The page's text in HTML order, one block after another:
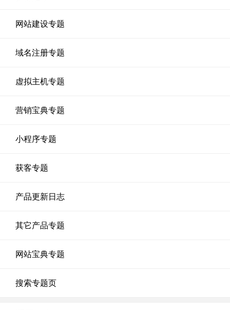
网站建设专题
域名注册专题
虚拟主机专题
营销宝典专题
小程序专题
获客专题
产品更新日志
其它产品专题
网站宝典专题
搜索专题页